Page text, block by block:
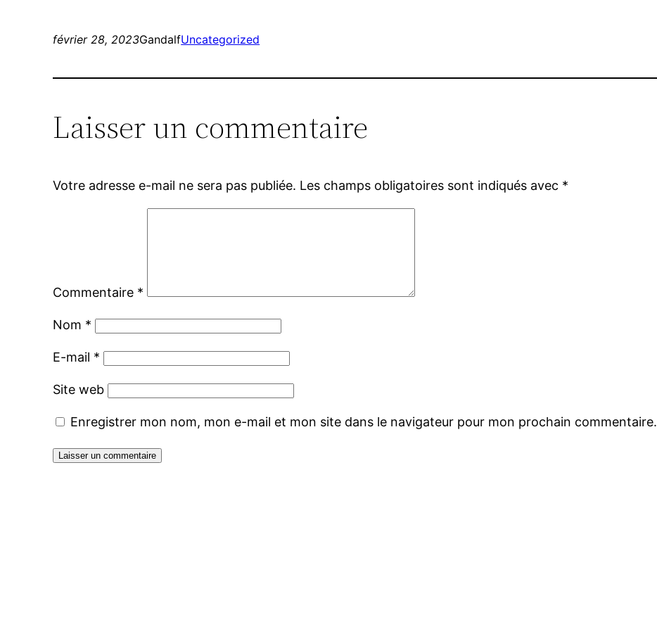
février 28, 2023GandalfUncategorized
Laisser un commentaire
Votre adresse e-mail ne sera pas publiée. Les champs obligatoires sont indiqués avec *
Commentaire *
Nom *
E-mail *
Site web
Enregistrer mon nom, mon e-mail et mon site dans le navigateur pour mon prochain commentaire.